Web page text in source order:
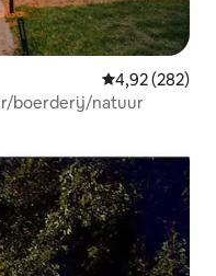
Gemiddelde
4,92 (282)
boerderij/natuur